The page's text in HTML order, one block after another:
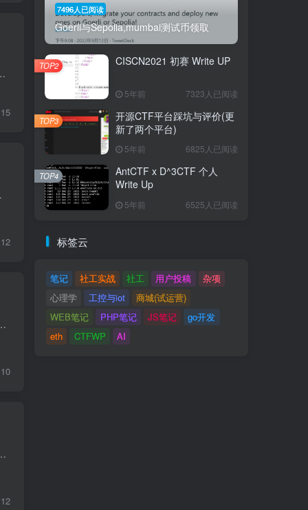
看这篇文章 TUTORIAL 这题作为入门题，顺便把官网翻译给翻译...
15
注 正文 自从19年...
12
已死亡公司借鉴灵感：https://www.loot-drop.io/
10
our new, shiny, permissionless multi-user oracle. It's only V1 and missi...
12
7496人已阅读
Goerli与Sepolia,mumbai测试币领取
CISCN2021 初赛 Write UP
5年前 7323人已阅读
TOP2
开源CTF平台踩坑与评价(更
新了两个平台)
5年前 6825人已阅读
TOP3
AntCTF x D^3CTF 个人
Write Up
5年前 6525人已阅读
TOP4
标签云
笔记 社工实战 社工 用户投稿
杂项
心理学
工控与iot
商城(试运营)
WEB笔记
PHP笔记 JS笔记
go开发
eth
CTFWP AI